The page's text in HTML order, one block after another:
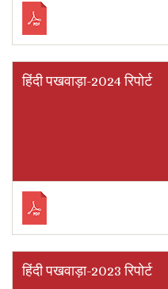
हिंदी पखवाड़ा-2024 रिपोर्ट
हिंदी पखवाड़ा-2023 रिपोर्ट